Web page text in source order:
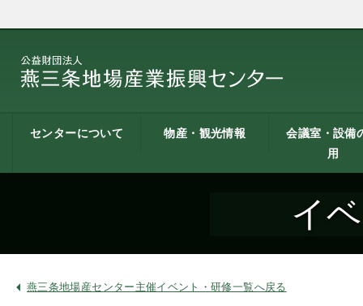
センターについて 物産・観光情報
会議室・設備
用
にあたって
イ
燕三条地場産センター主催イベント・研修一覧へ戻る